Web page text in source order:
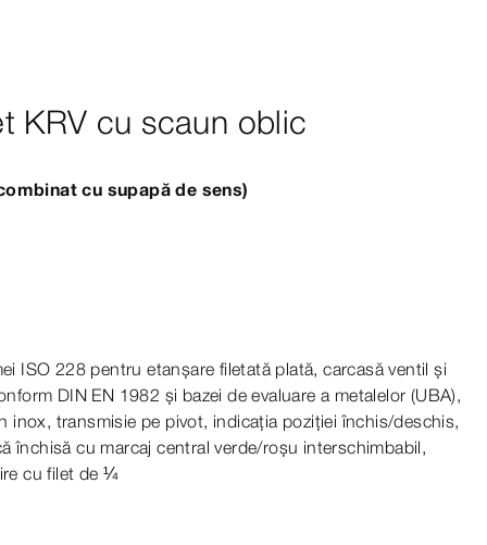
KRV cu scaun oblic
cu supapă de sens)
ISO 228 pentru etanșare filetată plată, carcasă ventil și
DIN EN 1982 și bazei de evaluare a metalelor (UBA),
inox, transmisie pe pivot, indicația poziției închis/deschis,
închisă cu marcaj central verde/roșu interschimbabil,
cu filet de ¼